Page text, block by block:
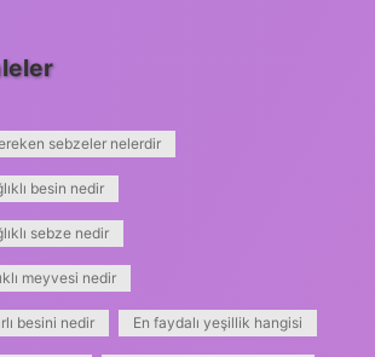
sebzeler nelerdir
besin nedir
sebze nedir
meyvesi nedir
besini nedir En faydalı yeşillik hangisi